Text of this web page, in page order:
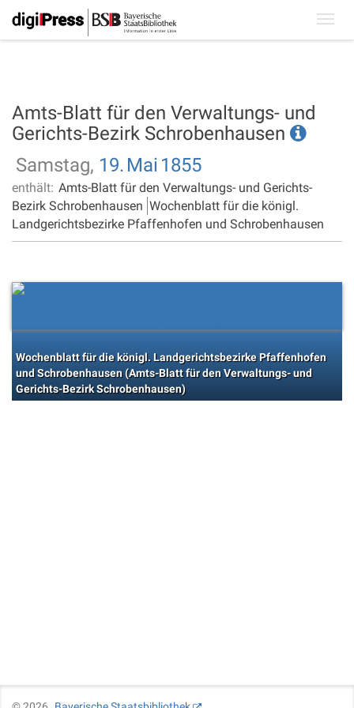
Amts-Blatt für den Verwaltungs- und
Gerichts-Bezirk Schrobenhausen
Samstag, 19. Mai 1855
enthält: Amts-Blatt für den Verwaltungs- und Gerichts-
Bezirk Schrobenhausen Wochenblatt für die königl.
Landgerichtsbezirke Pfaffenhofen und Schrobenhausen
Wochenblatt für die königl. Landgerichtsbezirke Pfaffenhofen
und Schrobenhausen (Amts-Blatt für den Verwaltungs- und
Gerichts-Bezirk Schrobenhausen)